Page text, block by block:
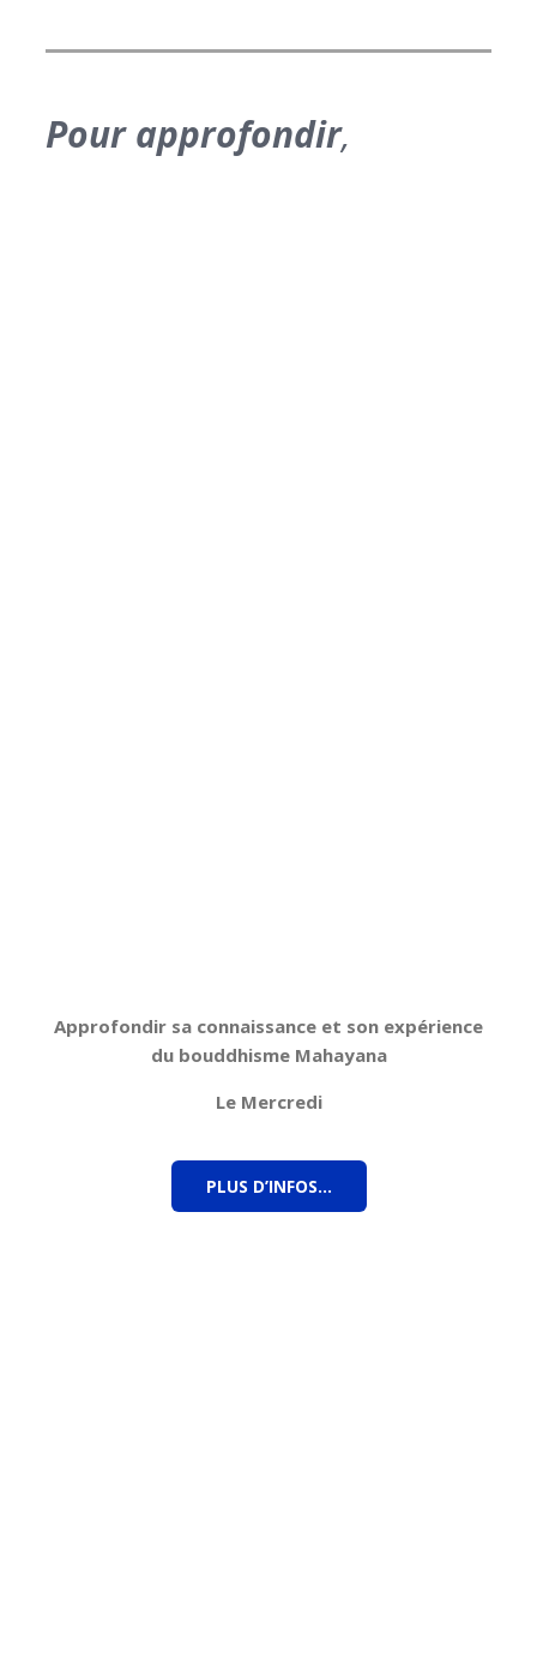
Pour approfondir,
Approfondir sa connaissance et son expérience
du bouddhisme Mahayana
Le Mercredi
PLUS D’INFOS…